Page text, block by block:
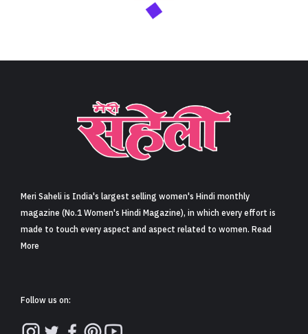
Meri Saheli is India's largest selling women's Hindi monthly
magazine (No.1 Women's Hindi Magazine), in which every effort is
made to touch every aspect and aspect related to women. Read
More
Follow us on: